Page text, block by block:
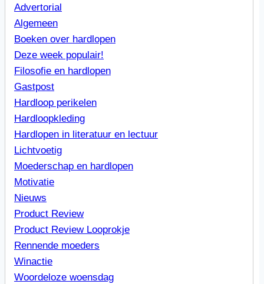
Advertorial
Algemeen
Boeken over hardlopen
Deze week populair!
Filosofie en hardlopen
Gastpost
Hardloop perikelen
Hardloopkleding
Hardlopen in literatuur en lectuur
Lichtvoetig
Moederschap en hardlopen
Motivatie
Nieuws
Product Review
Product Review Looprokje
Rennende moeders
Winactie
Woordeloze woensdag